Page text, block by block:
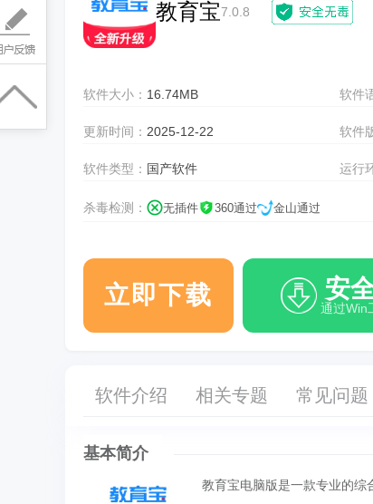
教育宝7.0.8
软件大小： 16.74MB 软件
更新时间： 2025-12-22 软件
软件类型： 国产软件 运行
杀毒检测： 无插件 360通过 金山通过
立即下载 安
通过Win
软件介绍 相关专题 常见问题
基本简介
教育宝电脑版是一款专业的综